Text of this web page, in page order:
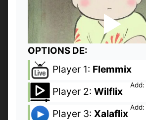
OPTIONS DE:
Player 1: Flemmix
Add:
Player 2: Wilflix
Add:
Player 3: Xalaflix